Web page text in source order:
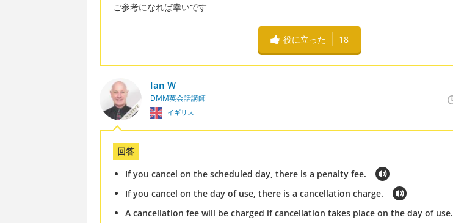
ご参考になれば幸いです
役に立った 18
Ian W
DMM英会話講師
イギリス
回答
If you cancel on the scheduled day, there is a penalty fee.
If you cancel on the day of use, there is a cancellation charge.
A cancellation fee will be charged if cancellation takes place on the day of use.